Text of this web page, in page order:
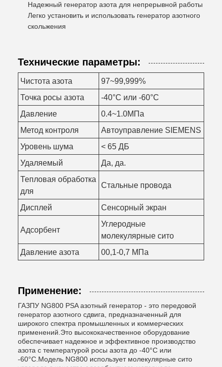
Надежный генератор азота для непрерывной работы
Легко установить и использовать генератор азотного
скольжения
Технические параметры:
Чистота азота
97~99,999%
Точка росы азота
-40°C или -60°C
Давление
0.4~1.0МПа
Метод контроля
Автоуправление SIEMENS
Уровень шума
< 65 ДБ
Удаляемый
Да, да.
Тепловая обработка
для
Стальные провода
Дисплей Сенсорный экран
Адсорбент
Углеродные
молекулярные сито
Давление азота
00,1-0,7 МПа
Применение:
ГАЗПУ NG800 PSA азотный генератор - это передовой
генератор азотного сдвига, предназначенный для
широкого спектра промышленных и коммерческих
применений.Это высококачественное оборудование
обеспечивает надежное и эффективное производство
азота с температурой росы азота до -40°C или
-60°C.Модель NG800 использует молекулярные сито